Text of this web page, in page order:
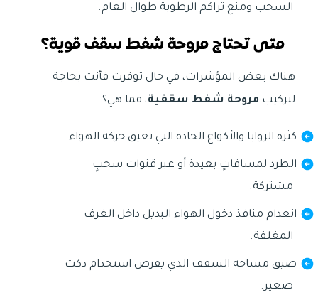
السحب ومنع تراكم الرطوبة طوال العام.
متى تحتاج مروحة شفط سقف قوية؟
هناك بعض المؤشرات، في حال توفرت فأنت بحاجة
لتركيب مروحة شفط سقفية، فما هي؟
كثرة الزوايا والأكواع الحادة التي تعيق حركة الهواء.
الطرد لمسافاتٍ بعيدة أو عبر قنوات سحبٍ
مشتركة.
انعدام منافذ دخول الهواء البديل داخل الغرف
المغلقة.
ضيق مساحة السقف الذي يفرض استخدام دكت
صغير.